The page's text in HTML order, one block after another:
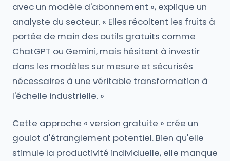
avec un modèle d'abonnement », explique un
analyste du secteur. « Elles récoltent les fruits à
portée de main des outils gratuits comme
ChatGPT ou Gemini, mais hésitent à investir
dans les modèles sur mesure et sécurisés
nécessaires à une véritable transformation à
l'échelle industrielle. »
Cette approche « version gratuite » crée un
goulot d'étranglement potentiel. Bien qu'elle
stimule la productivité individuelle, elle manque